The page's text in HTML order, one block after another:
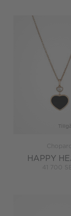
Chopard
HAPPY
41 700